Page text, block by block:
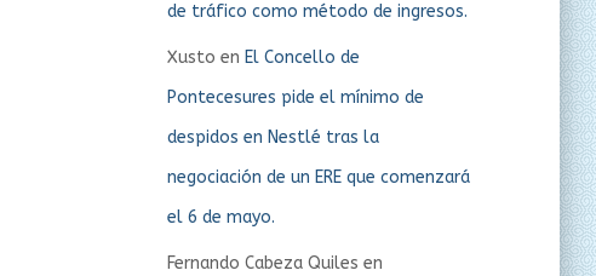
de tráfico como método de ingresos.
Xusto en El Concello de
Pontecesures pide el mínimo de
despidos en Nestlé tras la
negociación de un ERE que comenzará
el 6 de mayo.
Fernando Cabeza Quiles en